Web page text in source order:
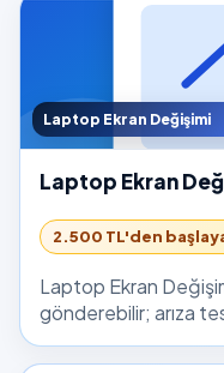
Laptop Ekran Değişimi
Laptop Ekran
2.500 TL'den
Laptop Ekran
gönderebilir; arıza